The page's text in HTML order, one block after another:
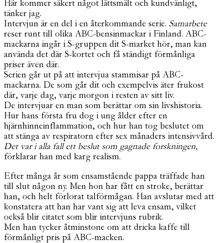
Här kommer säkert något lättsmält och kundvänligt,
tänker jag.
Intervjun är en del i en återkommande serie. Samarbete
reser runt till olika ABC-bensinmackar i Finland. ABC-
mackarna ingår i S-gruppen dit S-market hör, man kan
använda det där S-kortet och få ständigt förmånliga
priser även där.
Serien går ut på att intervjua stammisar på ABC-
mackarna. De som går dit och exempelvis äter frukost
där, varje dag, varje morgon i resten av sitt liv.
De intervjuar en man som berättar om sin livshistoria.
Hur hans första fru dog i ung ålder efter en
hjärnhinneinflammation, och hur han tog beslutet om
att stänga av respiratorn efter sex månaders intensivvård.
Det var i alla fall ett beslut som gagnade forskningen,
förklarar han med karg realism.
Efter många år som ensamstående pappa träffade han
till slut någon ny. Men hon har fått en stroke, berättar
han, och helt förlorat talförmågan. Han avslutar med att
konstatera att han har vant sig att leva ensam, vilket
också blir citatet som blir intervjuns rubrik.
Men han tycker åtminstone om att dricka kaffe till
förmånligt pris på ABC-macken.